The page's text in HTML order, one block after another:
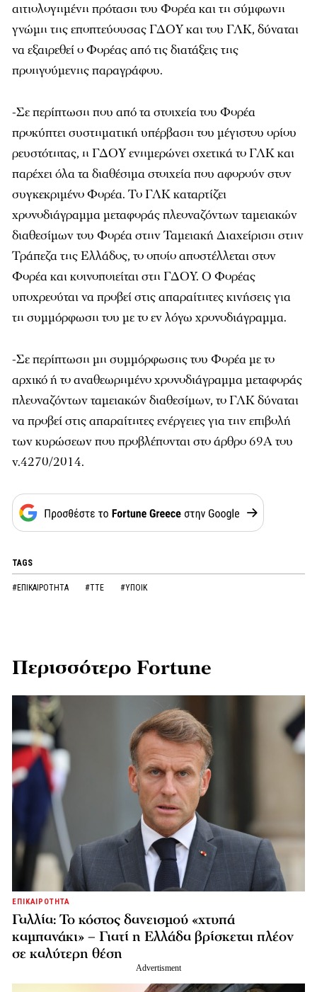
αιτιολογημένη πρόταση του Φορέα και τη σύμφωνη
γνώμη της εποπτεύουσας ΓΔΟΥ και του ΓΛΚ, δύναται
να εξαιρεθεί ο Φορέας από τις διατάξεις της
προηγούμενης παραγράφου.
-Σε περίπτωση που από τα στοιχεία του Φορέα
προκύπτει συστηματική υπέρβαση του μέγιστου ορίου
ρευστότητας, η ΓΔΟΥ ενημερώνει σχετικά το ΓΛΚ και
παρέχει όλα τα διαθέσιμα στοιχεία που αφορούν στον
συγκεκριμένο Φορέα. Το ΓΛΚ καταρτίζει
χρονοδιάγραμμα μεταφοράς πλεοναζόντων ταμειακών
διαθεσίμων του Φορέα στην Ταμειακή Διαχείριση στην
Τράπεζα της Ελλάδος, το οποίο αποστέλλεται στον
Φορέα και κοινοποιείται στη ΓΔΟΥ. Ο Φορέας
υποχρεούται να προβεί στις απαραίτητες κινήσεις για
τη συμμόρφωση του με το εν λόγω χρονοδιάγραμμα.
-Σε περίπτωση μη συμμόρφωσης του Φορέα με το
αρχικό ή το αναθεωρημένο χρονοδιάγραμμα μεταφοράς
πλεοναζόντων ταμειακών διαθεσίμων, το ΓΛΚ δύναται
να προβεί στις απαραίτητες ενέργειες για την επιβολή
των κυρώσεων που προβλέπονται στο άρθρο 69Α του
ν.4270/2014.
TAGS
#ΕΠΙΚΑΙΡΟΤΗΤΑ #ΤΤΕ #ΥΠΟΙΚ
Περισσότερο Fortune
ΕΠΙΚΑΙΡΟΤΗΤΑ
Γαλλία: Το κόστος δανεισμού «χτυπά
καμπανάκι» – Γιατί η Ελλάδα βρίσκεται πλέον
σε καλύτερη θέση